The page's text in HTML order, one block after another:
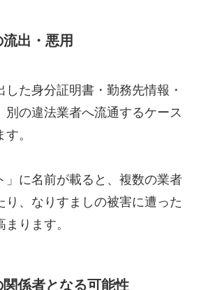
出・悪用
た身分証明書・勤務先情報・
別の違法業者へ流通するケース
。
」に名前が載ると、複数の業者
り、なりすましの被害に遭った
ります。
係者となる可能性